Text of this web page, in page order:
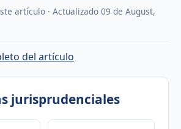
artículo · Actualizado 09 de August,
del artículo
jurisprudenciales